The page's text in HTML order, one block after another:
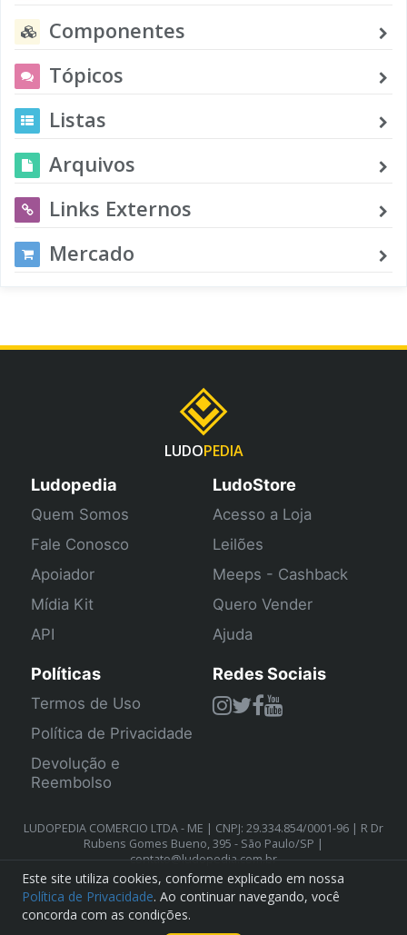
Componentes
Tópicos
Listas
Arquivos
Links Externos
Mercado
LUDOPEDIA
Ludopedia
Quem Somos
Fale Conosco
Apoiador
Mídia Kit
API
LudoStore
Acesso a Loja
Leilões
Meeps - Cashback
Quero Vender
Ajuda
Políticas
Termos de Uso
Política de Privacidade
Devolução e
Reembolso
Redes Sociais
LUDOPEDIA COMERCIO LTDA - ME | CNPJ: 29.334.854/0001-96 | R Dr
Rubens Gomes Bueno, 395 - São Paulo/SP |
contato@ludopedia.com.br
Este site utiliza cookies, conforme explicado em nossa
Política de Privacidade. Ao continuar navegando, você
concorda com as condições.